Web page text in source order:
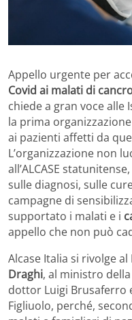
Appello urgente per
Covid ai malati di
chiede a gran voce alle
la prima
ai pazienti affetti da
L’organizzazione non
all’ALCASE
sulle diagnosi, sulle
campagne di
supportato i malati e i
appello che non può
Alcase Italia si rivolge
Draghi, al ministro
dottor Luigi Brusaferro
Figliuolo, perché,